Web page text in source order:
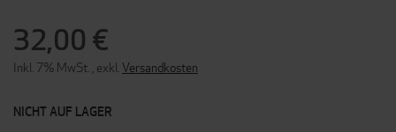
32,00 €
Inkl. 7% MwSt. exkl. Versandkosten
NICHT AUF LAGER